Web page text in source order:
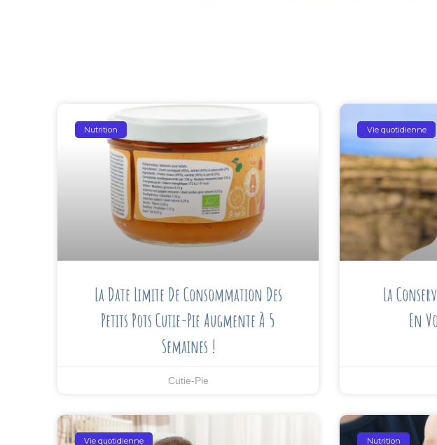
Nutrition
La Date Limite De Consommation Des
Petits Pots Cutie-Pie Augmente À 5
Semaines !
Cutie-Pie
Vie quotidienne
La
En
Vie quotidienne Nutrition